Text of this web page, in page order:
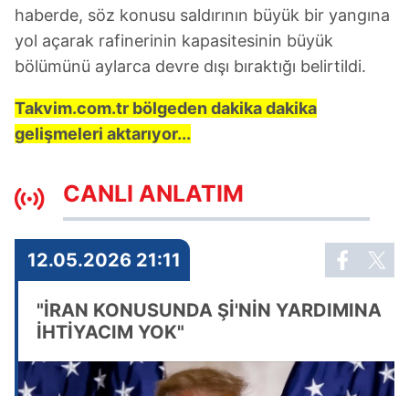
haberde, söz konusu saldırının büyük bir yangına
yol açarak rafinerinin kapasitesinin büyük
bölümünü aylarca devre dışı bıraktığı belirtildi.
Takvim.com.tr bölgeden dakika dakika
gelişmeleri aktarıyor...
CANLI ANLATIM
12.05.2026 21:11
"İRAN KONUSUNDA Şİ'NİN YARDIMINA
İHTİYACIM YOK"